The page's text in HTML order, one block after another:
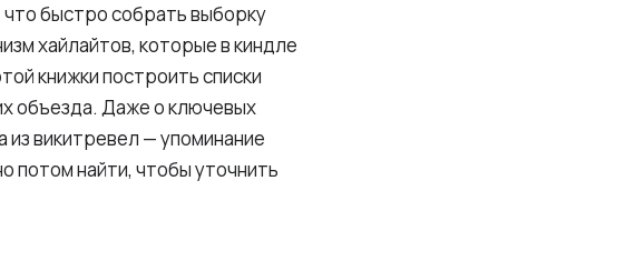
быстро собрать выборку
хайлайтов, которые в киндле
книжки построить списки
объезда. Даже о ключевых
викитревел — упоминание
потом найти, чтобы уточнить